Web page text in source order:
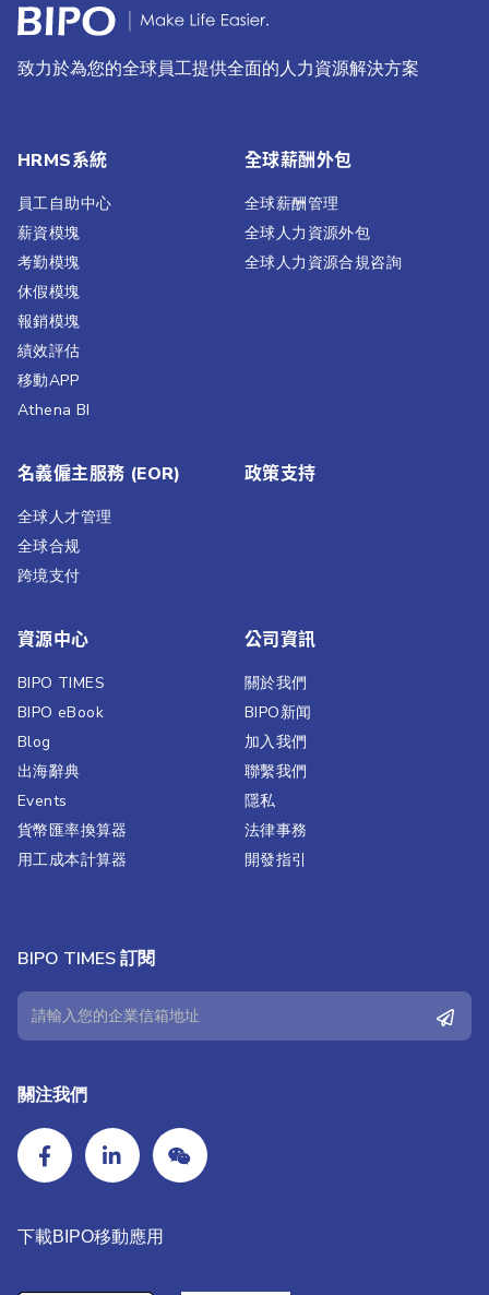
致力於為您的全球員工提供全面的人力資源解決方案
HRMS系統
員工自助中心
薪資模塊
考勤模塊
休假模塊
報銷模塊
績效評估​
移動APP
Athena BI
全球薪酬外包
全球薪酬管理
全球人力資源外包
全球人力資源合規咨詢
名義僱主服務 (EOR)
全球人才管理
全球合规
跨境支付
政策支持
資源中心
BIPO TIMES
BIPO eBook
Blog
出海辭典
Events
貨幣匯率換算器
用工成本計算器
公司資訊
關於我們
BIPO新闻​
加入我們
聯繫我們​
隱私
法律事務
開發指引
BIPO TIMES 訂閱
關注我們
下載BIPO移動應用